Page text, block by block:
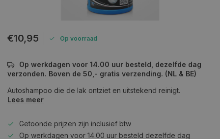
€10,95 Op voorraad
Op werkdagen voor 14.00 uur besteld, dezelfde dag
verzonden. Boven de 50,- gratis verzending. (NL & BE)
Autoshampoo die de lak ontziet en uitstekend reinigt.
Lees meer
Getoonde prijzen zijn inclusief btw
Op werkdagen voor 14.00 uur besteld dezelfde dag